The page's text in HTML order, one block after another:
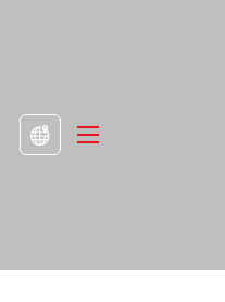
Elektrický výškově
nastavitelný ze tří úhlů